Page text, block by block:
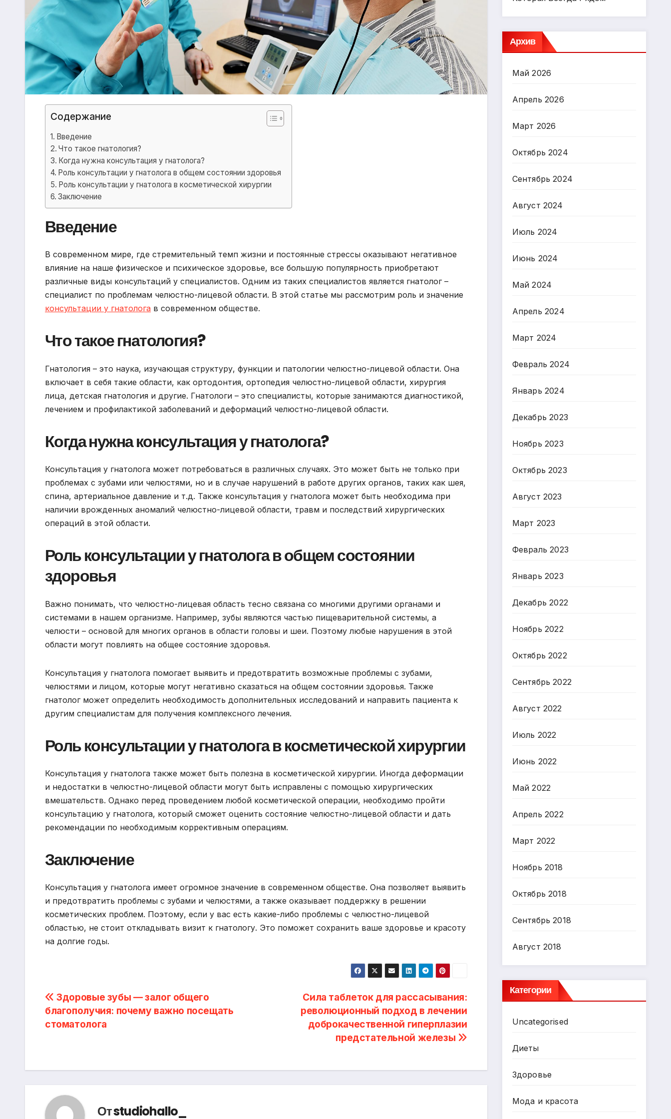
Содержание
Введение
Что такое гнатология?
Когда нужна консультация у гнатолога?
Роль консультации у гнатолога в общем состоянии здоровья
Роль консультации у гнатолога в косметической хирургии
Заключение
Введение
В современном мире, где стремительный темп жизни и постоянные стрессы оказывают негативное
влияние на наше физическое и психическое здоровье, все большую популярность приобретают
различные виды консультаций у специалистов. Одним из таких специалистов является гнатолог –
специалист по проблемам челюстно-лицевой области. В этой статье мы рассмотрим роль и значение
консультации у гнатолога в современном обществе.
Что такое гнатология?
Гнатология – это наука, изучающая структуру, функции и патологии челюстно-лицевой области. Она
включает в себя такие области, как ортодонтия, ортопедия челюстно-лицевой области, хирургия
лица, детская гнатология и другие. Гнатологи – это специалисты, которые занимаются диагностикой,
лечением и профилактикой заболеваний и деформаций челюстно-лицевой области.
Когда нужна консультация у гнатолога?
Консультация у гнатолога может потребоваться в различных случаях. Это может быть не только при
проблемах с зубами или челюстями, но и в случае нарушений в работе других органов, таких как шея,
спина, артериальное давление и т.д. Также консультация у гнатолога может быть необходима при
наличии врожденных аномалий челюстно-лицевой области, травм и последствий хирургических
операций в этой области.
Роль консультации у гнатолога в общем состоянии
здоровья
Важно понимать, что челюстно-лицевая область тесно связана со многими другими органами и
системами в нашем организме. Например, зубы являются частью пищеварительной системы, а
челюсти – основой для многих органов в области головы и шеи. Поэтому любые нарушения в этой
области могут повлиять на общее состояние здоровья.
Консультация у гнатолога помогает выявить и предотвратить возможные проблемы с зубами,
челюстями и лицом, которые могут негативно сказаться на общем состоянии здоровья. Также
гнатолог может определить необходимость дополнительных исследований и направить пациента к
другим специалистам для получения комплексного лечения.
Роль консультации у гнатолога в косметической хирургии
Консультация у гнатолога также может быть полезна в косметической хирургии. Иногда деформации
и недостатки в челюстно-лицевой области могут быть исправлены с помощью хирургических
вмешательств. Однако перед проведением любой косметической операции, необходимо пройти
консультацию у гнатолога, который сможет оценить состояние челюстно-лицевой области и дать
рекомендации по необходимым коррективным операциям.
Заключение
Консультация у гнатолога имеет огромное значение в современном обществе. Она позволяет выявить
и предотвратить проблемы с зубами и челюстями, а также оказывает поддержку в решении
косметических проблем. Поэтому, если у вас есть какие-либо проблемы с челюстно-лицевой
областью, не стоит откладывать визит к гнатологу. Это поможет сохранить ваше здоровье и красоту
на долгие годы.
Навигация
по
Сила таблеток для рассасывания:
революционный подход в лечении
доброкачественной гиперплазии
предстательной железы
Здоровые зубы — залог общего
благополучия: почему важно посещать
стоматолога
Отstudiohallo_
Архив
Май 2026
Апрель 2026
Март 2026
Октябрь 2024
Сентябрь 2024
Август 2024
Июль 2024
Июнь 2024
Май 2024
Апрель 2024
Март 2024
Февраль 2024
Январь 2024
Декабрь 2023
Ноябрь 2023
Октябрь 2023
Август 2023
Март 2023
Февраль 2023
Январь 2023
Декабрь 2022
Ноябрь 2022
Октябрь 2022
Сентябрь 2022
Август 2022
Июль 2022
Июнь 2022
Май 2022
Апрель 2022
Март 2022
Ноябрь 2018
Октябрь 2018
Сентябрь 2018
Август 2018
Категории
Uncategorised
Диеты
Здоровье
Мода и красота